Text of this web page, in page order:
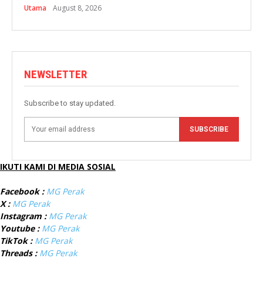
Utama August 8, 2026
NEWSLETTER
Subscribe to stay updated.
SUBSCRIBE
IKUTI KAMI DI MEDIA SOSIAL
Facebook : MG Perak
X : MG Perak
Instagram : MG Perak
Youtube : MG Perak
TikTok : MG Perak
Threads : MG Perak